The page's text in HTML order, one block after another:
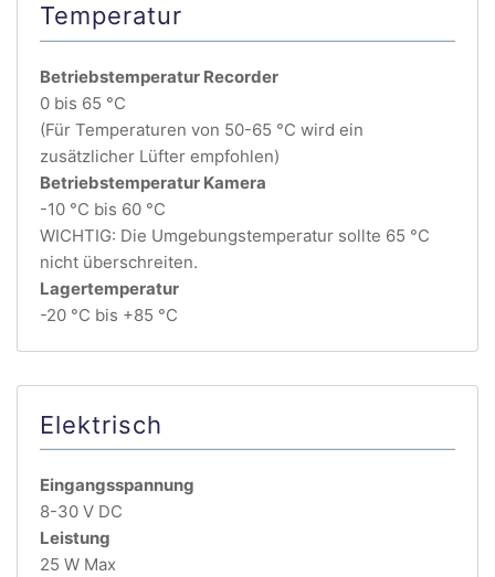
Temperatur
Betriebstemperatur Recorder
0 bis 65 °C
(Für Temperaturen von 50-65 °C wird ein
zusätzlicher Lüfter empfohlen)
Betriebstemperatur Kamera
-10 °C bis 60 °C
WICHTIG: Die Umgebungstemperatur sollte 65 °C
nicht überschreiten.
Lagertemperatur
-20 °C bis +85 °C
Elektrisch
Eingangsspannung
8-30 V DC
Leistung
25 W Max